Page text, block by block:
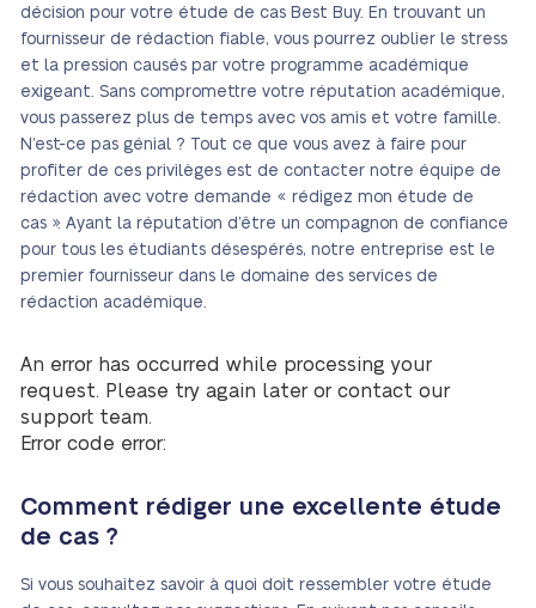
décision pour votre étude de cas Best Buy. En trouvant un
fournisseur de rédaction fiable, vous pourrez oublier le stress
et la pression causés par votre programme académique
exigeant. Sans compromettre votre réputation académique,
vous passerez plus de temps avec vos amis et votre famille.
N’est-ce pas génial ? Tout ce que vous avez à faire pour
profiter de ces privilèges est de contacter notre équipe de
rédaction avec votre demande « rédigez mon étude de
cas ». Ayant la réputation d’être un compagnon de confiance
pour tous les étudiants désespérés, notre entreprise est le
premier fournisseur dans le domaine des services de
rédaction académique.
An error has occurred while processing your
request. Please try again later or contact our
support team.
Error code error:
Comment rédiger une excellente étude
de cas ?
Si vous souhaitez savoir à quoi doit ressembler votre étude